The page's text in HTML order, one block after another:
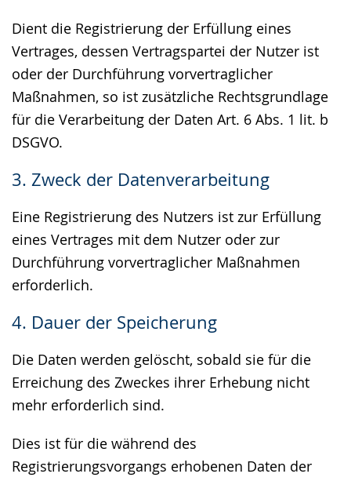
Dient die Registrierung der Erfüllung eines
Vertrages, dessen Vertragspartei der Nutzer ist
oder der Durchführung vorvertraglicher
Maßnahmen, so ist zusätzliche Rechtsgrundlage
für die Verarbeitung der Daten Art. 6 Abs. 1 lit. b
DSGVO.
3. Zweck der Datenverarbeitung
Eine Registrierung des Nutzers ist zur Erfüllung
eines Vertrages mit dem Nutzer oder zur
Durchführung vorvertraglicher Maßnahmen
erforderlich.
4. Dauer der Speicherung
Die Daten werden gelöscht, sobald sie für die
Erreichung des Zweckes ihrer Erhebung nicht
mehr erforderlich sind.
Dies ist für die während des
Registrierungsvorgangs erhobenen Daten der